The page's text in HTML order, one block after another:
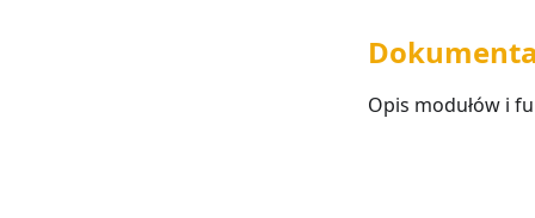
Opis modułów i